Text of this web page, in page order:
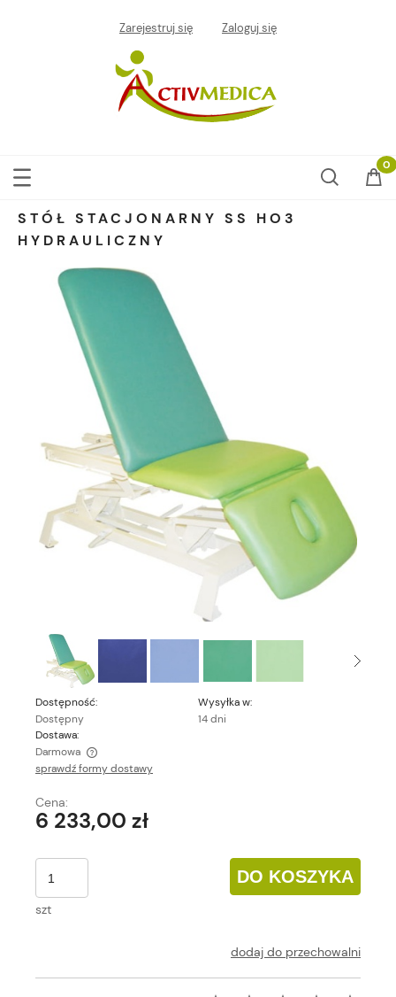
Zarejestruj się Zaloguj się
STÓŁ STACJONARNY SS HO3
HYDRAULICZNY
Dostępność:
Dostępny
Wysyłka w:
14 dni
Dostawa:
Darmowa
Cena nie zawiera ewentualnych kosztów płatności
sprawdź formy dostawy
Cena:
6 233,00 zł
szt
DO KOSZYKA
dodaj do przechowalni